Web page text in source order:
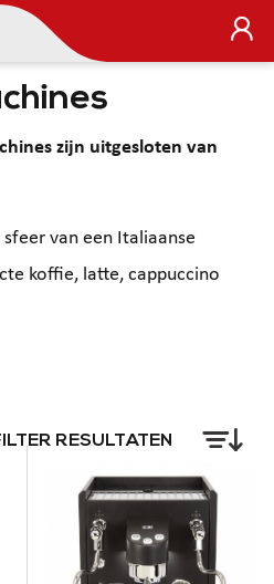
zijn uitgesloten van
van een Italiaanse
koffie, latte, cappuccino
RESULTATEN